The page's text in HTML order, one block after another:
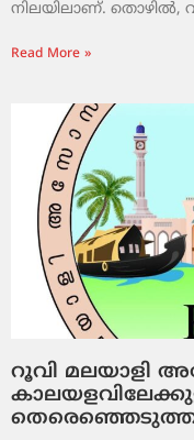
നിലയിലാണ്. തൊഴിൽ,
Read More »
റൂവി മലയാളി